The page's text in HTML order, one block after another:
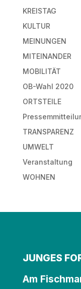
KREISTAG
KULTUR
MEINUNGEN
MITEINANDER
MOBILITÄT
OB-Wahl 2020
ORTSTEILE
TRANSPARENZ
UMWELT
Veranstaltung
WOHNEN
JUNGES
Am